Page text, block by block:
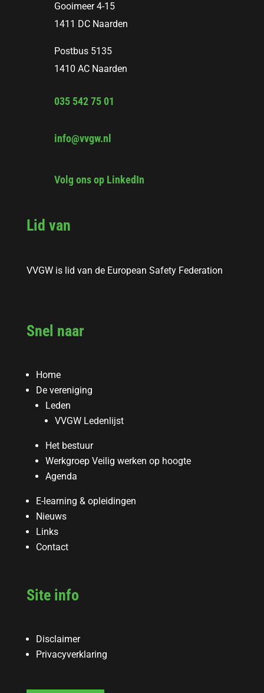
Gooimeer 4-15
1411 DC Naarden
Postbus 5135
1410 AC Naarden
035 542 75 01
info@vvgw.nl
Volg ons op LinkedIn
Lid van
VVGW is lid van de European Safety Federation
Snel naar
Home
De vereniging
Leden
VVGW Ledenlijst
Het bestuur
Werkgroep Veilig werken op hoogte
Agenda
E-learning & opleidingen
Nieuws
Links
Contact
Site info
Disclaimer
Privacyverklaring